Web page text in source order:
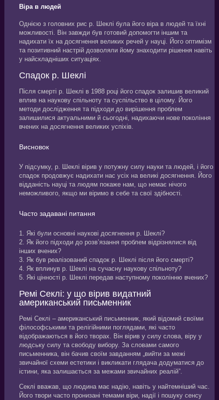
Віра в людей
Однією з головних рис р. Шеклі була його віра в людей та їхні
можливості. Він завжди був готовий допомогти іншим та
надихати їх на досягнення великих речей у науці. Його оптимізм
та позитивний настрій дозволяли йому знаходити рішення навіть
у найскладніших ситуаціях.
Спадок р. Шеклі
Після смерті р. Шеклі в 1988 році його спадок залишив великий
вплив на наукову спільноту та суспільство в цілому. Його
методи дослідження та підходи до вирішення проблем
залишилися актуальними й сьогодні, надихаючи нове покоління
вчених на досягнення великих успіхів.
Висновок
У підсумку, р. Шеклі вірив у потужну силу науки та людей, і його
спадок продовжує надихати нас усіх на великі досягнення. Його
відданість науці та людям покаже нам, що немає нічого
неможливого, якщо ми віримо в себе та свої здібності.
Часто задавані питання
1. Які були основні наукові досягнення р. Шеклі?
2. Як його підходи до розв’язання проблем відрізнялися від
інших вчених?
3. Як був реалізований спадок р. Шеклі після його смерті?
4. Як вплинув р. Шеклі на сучасну наукову спільноту?
5. Які цінності р. Шеклі передав наступному поколінню вчених?
Ремі Секлі: у що вірив видатний
американський письменник
Ремі Секлі – американський письменник, який відомий своїми
філософськими та релігійними поглядами, які часто
відображаються в його творах. Він вірив у силу слова, віру у
людську силу та свободу вибору. За словами самого
письменника, він бачив своїм завданням „вийти за межі
звичайної схеми естетики і викликати глядача додуматися до
істини, яка залишається за межами звичайних реалій”.
Секлі вважав, що людина має надію, навіть у найтемніший час.
Його твори часто пронизані темами віри, надії і пошуку сенсу